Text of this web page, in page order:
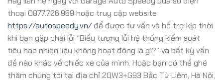
thoại 0877.726.969 hoặc truy cập website
https://autospeedy.vn/để được tư vấn và hỗ trợ kịp thời
khi bạn gặp phải lỗi “Biểu tượng lỗi hệ thống kiểm soát
tiêu hao nhiên liệu không hoạt động là gì?” và bất kỳ vấn
đề nào khác về chiếc xe của mình. Hoặc bạn có thể ghé
thăm chúng tôi tại địa chỉ 2QW3+G93 Bắc Từ Liêm, Hà Nội,